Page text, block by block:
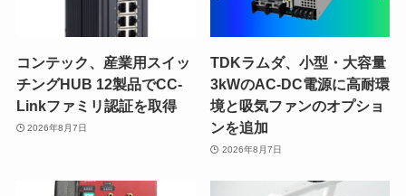
コンテック、産業用スイッ
チングHUB 12製品でCC-
Linkファミリ認証を取得
2026年8月7日
TDKラムダ、小型・大容量
3kWのAC-DC電源に高耐環
境と吸気ファンのオプショ
ンを追加
2026年8月7日